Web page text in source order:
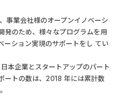
事業会社様のオープンイノベーシ
発のため、様々なプログラムを用
ーション実現のサポートをし てい
本企業とスタートアップのパート
ートの数は、2018 年には累計数